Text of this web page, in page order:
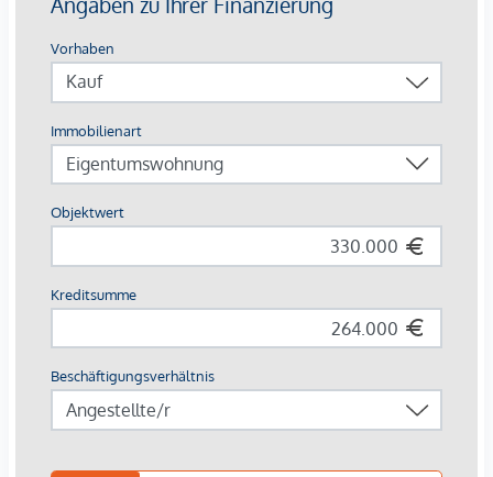
Die Wohnungen sind teilweise bis Ende 2029 befristet
vermietet.
Kaufpreis
von € 36.800,- zzgl. 20 % USt.
Die monatliche Nettomiete für die Wohnung beträgt
Wir weisen darauf hin, dass zwischen dem Vermittler und
dem zu vermittelnden Dritten ein familiäres oder
wirtschaftliches Naheverhältnis besteht.
*Der Vertrag kommt nicht mit der INFINA Credit Broker
Immobilienunternehmen angeboten. Allfällige aus dem